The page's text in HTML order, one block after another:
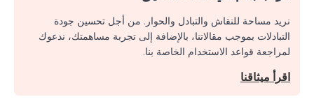
نريد مساحة للنقاش والتبادل والحوار. من أجل تحسين جودة
التبادلات بموجب مقالاتنا، بالإضافة إلى تجربة مساهمتك، ندعوك
لمراجعة قواعد الاستخدام الخاصة بنا.
اقرأ ميثاقنا